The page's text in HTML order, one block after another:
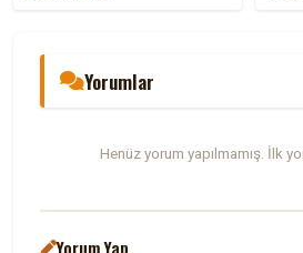
Yorumlar
Henüz yorum yapılmamış. İlk
Yorum Yap